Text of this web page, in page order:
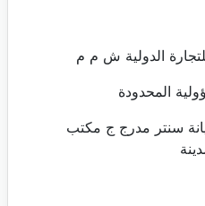
الدولية ش م م
المحدودة
سنتر مدرج ج مكتب